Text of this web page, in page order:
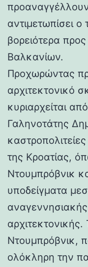
αντιμετωπίσει ο
βορειότερα
Βαλκανίων.
Προχωρώντας
αρχιτεκτονικό
κυριαρχείται
Γαληνοτάτης
της Κροατίας,
Ντουμπρόβνικ
υποδείγματα
αρχιτεκτονικής.
Ντουμπρόβνικ,
ολόκληρη την